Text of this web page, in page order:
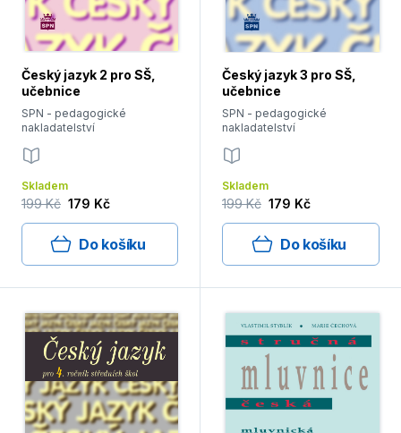
Český jazyk 2 pro SŠ,
učebnice
SPN - pedagogické
nakladatelství
Skladem
199 Kč 179 Kč
Do košíku
Český jazyk 3 pro SŠ,
učebnice
SPN - pedagogické
nakladatelství
Skladem
199 Kč 179 Kč
Do košíku